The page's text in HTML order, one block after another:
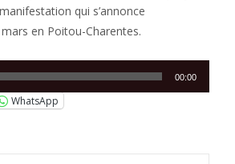
qui s’annonce
en Poitou-Charentes.
00:00
WhatsApp